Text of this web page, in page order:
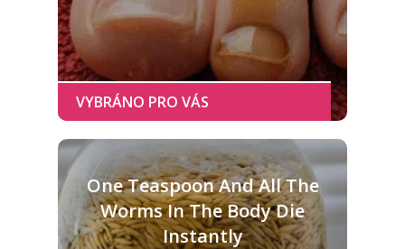
One Teaspoon And All The
Worms In The Body Die
Instantly